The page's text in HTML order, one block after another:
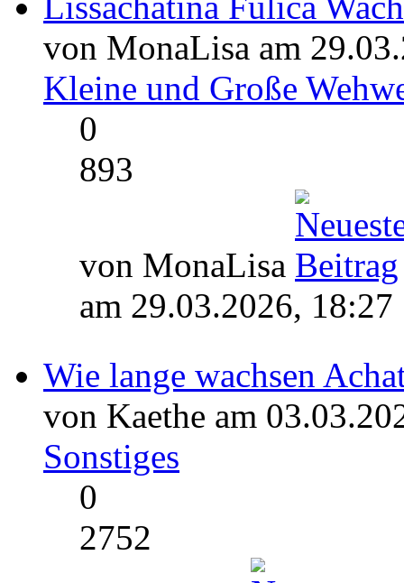
von MonaLisa am
Kleine und Große
0
893
von MonaLisa
am 29.03.2026, 18:27
Wie lange wachsen
von Kaethe am
Sonstiges
0
2752